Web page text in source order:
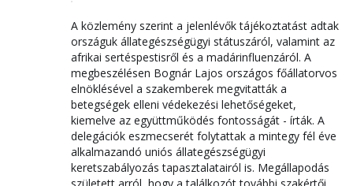
A közlemény szerint a jelenlévők tájékoztatást adtak
országuk állategészségügyi státuszáról, valamint az
afrikai sertéspestisről és a madárinfluenzáról. A
megbeszélésen Bognár Lajos országos főállatorvos
elnöklésével a szakemberek megvitatták a
betegségek elleni védekezési lehetőségeket,
kiemelve az együttműködés fontosságát - írták. A
delegációk eszmecserét folytattak a mintegy fél éve
alkalmazandó uniós állategészségügyi
keretszabályozás tapasztalatairól is. Megállapodás